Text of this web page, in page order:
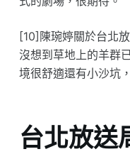
[10]陳琬婷關於台北
沒想到草地上的羊群
境很舒適還有小沙坑
台北放送